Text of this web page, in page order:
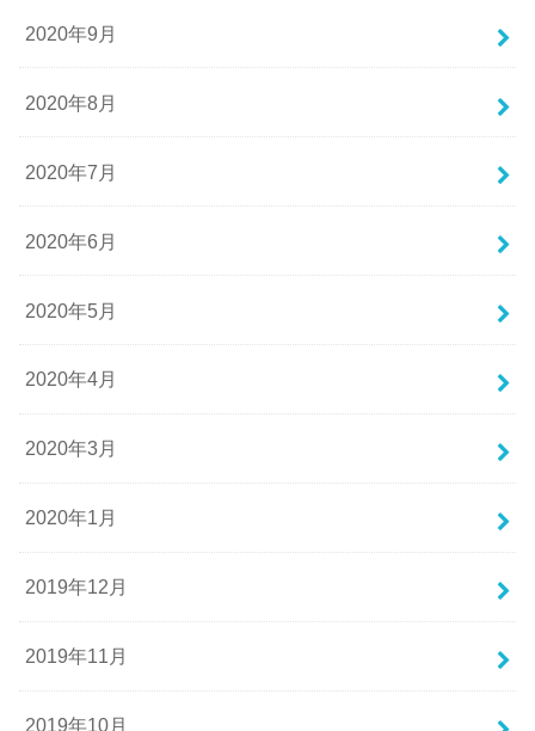
2020年9月
2020年8月
2020年7月
2020年6月
2020年5月
2020年4月
2020年3月
2020年1月
2019年12月
2019年11月
2019年10月